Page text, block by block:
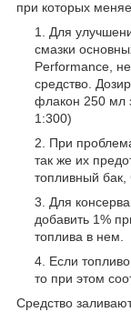
при которых
Для
смазки
Performance,
средство.
флакон 250 мл
1:300)
При
так же их
топливный бак,
Для
добавить 1%
топлива в нем.
Если
то при этом
Средство